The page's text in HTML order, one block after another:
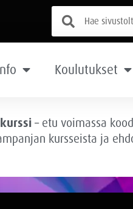
Koulutukset
– etu voimassa
kursseista ja